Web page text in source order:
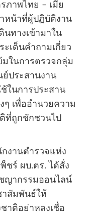
ภาพไทย – เมีย
หน้าที่ผู้ปฏิบัติงาน
นทางเข้ามาใน
เด็นคำถามเกี่ยว
มในการตรวจกลุ่ม
ประสานงาน
ในการประสาน
ๆ เพื่ออำนวยความ
ที่ถูกชักชวนไป
งานตำรวจแห่ง
ชร์ ผบ.ตร. ได้สั่ง
ญากรรมออนไลน์
าสัมพันธ์ให้
าติอย่าหลงเชื่อ